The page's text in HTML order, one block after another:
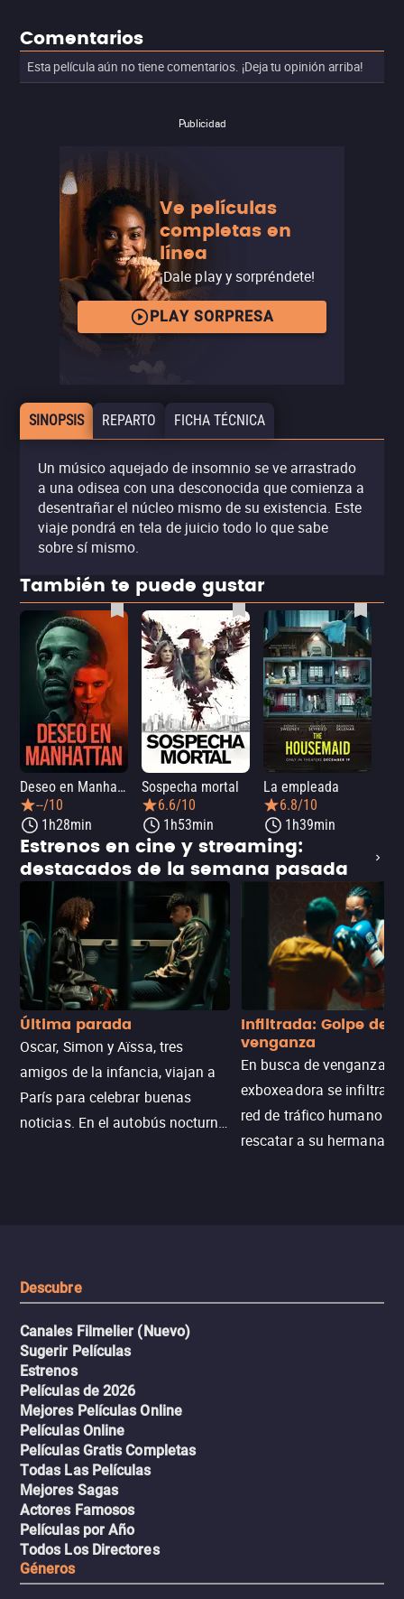
Comentarios
Esta película aún no tiene comentarios. ¡Deja tu opinión arriba!
Publicidad
Ve películas
completas en
línea
¡Dale play y sorpréndete!
PLAY SORPRESA
SINOPSIS REPARTO FICHA TÉCNICA
Un músico aquejado de insomnio se ve arrastrado
a una odisea con una desconocida que comienza a
desentrañar el núcleo mismo de su existencia. Este
viaje pondrá en tela de juicio todo lo que sabe
sobre sí mismo.
También te puede gustar
Deseo en Manhattan
--/10
1h28min
Sospecha mortal
6.6/10
1h53min
La empleada
6.8/10
1h39min
Estrenos en cine y streaming:
destacados de la semana pasada
Última parada
Oscar, Simon y Aïssa, tres
amigos de la infancia, viajan a
París para celebrar buenas
noticias. En el autobús nocturno
Infiltrada: Golpe de
venganza
En busca de venganza,
exboxeadora se infiltra
red de tráfico humano
rescatar a su hermana
Descubre
Canales Filmelier (Nuevo)
Sugerir Películas
Estrenos
Películas de 2026
Mejores Películas Online
Películas Online
Películas Gratis Completas
Todas Las Películas
Mejores Sagas
Actores Famosos
Películas por Año
Todos Los Directores
Géneros